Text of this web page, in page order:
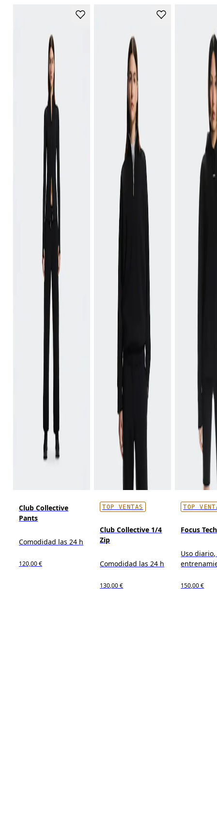
Club Collective
Pants
Comodidad las 24 h
120,00 €
TOP VENTAS
Club Collective 1/4
Zip
Comodidad las 24 h
130,00 €
TOP
Focus
Uso
150,00 €